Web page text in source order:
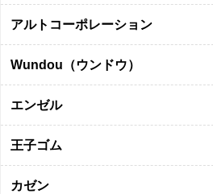
アルトコーポレーション
Wundou（ウンドウ）
エンゼル
王子ゴム
カゼン